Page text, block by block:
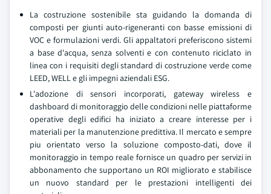
La costruzione sostenibile sta guidando la domanda di
composti per giunti auto-rigeneranti con basse emissioni di
VOC e formulazioni verdi. Gli appaltatori preferiscono sistemi
a base d'acqua, senza solventi e con contenuto riciclato in
linea con i requisiti degli standard di costruzione verde come
LEED, WELL e gli impegni aziendali ESG.
L'adozione di sensori incorporati, gateway wireless e
dashboard di monitoraggio delle condizioni nelle piattaforme
operative degli edifici ha iniziato a creare interesse per i
materiali per la manutenzione predittiva. Il mercato e sempre
piu orientato verso la soluzione composto-dati, dove il
monitoraggio in tempo reale fornisce un quadro per servizi in
abbonamento che supportano un ROI migliorato e stabilisce
un nuovo standard per le prestazioni intelligenti dei